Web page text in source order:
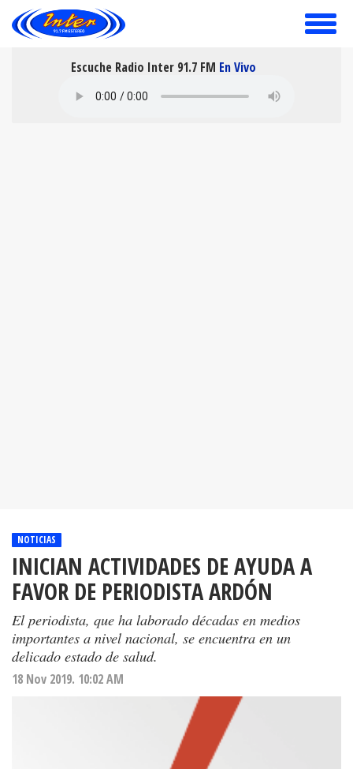
toggle
Escuche Radio Inter 91.7 FM En Vivo
NOTICIAS
INICIAN ACTIVIDADES DE AYUDA A
FAVOR DE PERIODISTA ARDÓN
El periodista, que ha laborado décadas en medios
importantes a nivel nacional, se encuentra en un
delicado estado de salud.
18 Nov 2019. 10:02 AM